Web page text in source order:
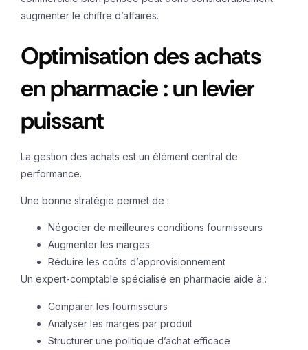
augmenter le chiffre d’affaires.
Optimisation des achats
en pharmacie : un levier
puissant
La gestion des achats est un élément central de
performance.
Une bonne stratégie permet de :
Négocier de meilleures conditions fournisseurs
Augmenter les marges
Réduire les coûts d’approvisionnement
Un expert-comptable spécialisé en pharmacie aide à :
Comparer les fournisseurs
Analyser les marges par produit
Structurer une politique d’achat efficace